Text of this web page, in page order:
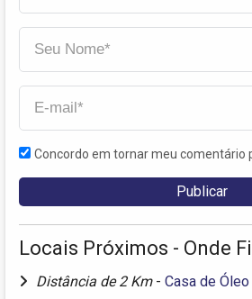
Concordo em tornar meu comentário
Locais Próximos - Onde
Distância de 2 Km - Casa de